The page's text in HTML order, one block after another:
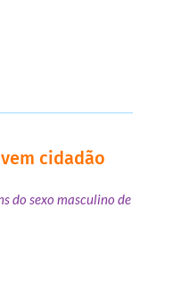
cidadão
do sexo masculino de